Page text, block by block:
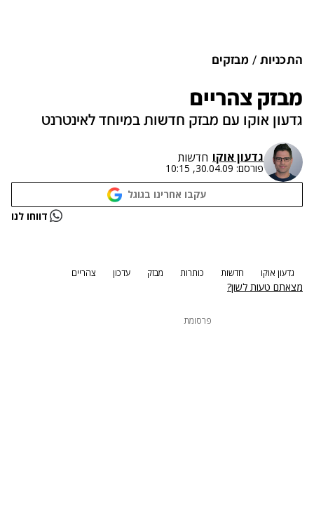
התכניות מבזקים
מבזק צהריים
גדעון אוקו עם מבזק חדשות במיוחד לאינטרנט
גדעון אוקו חדשות
פורסם: 30.04.09, 10:15
עקבו אחרינו בגוגל
נתקלנו בבעיה דווחו לנו
גדעון אוקו חדשות כותרות מבזק עדכון צהריים
מצאתם טעות לשון?
פרסומת